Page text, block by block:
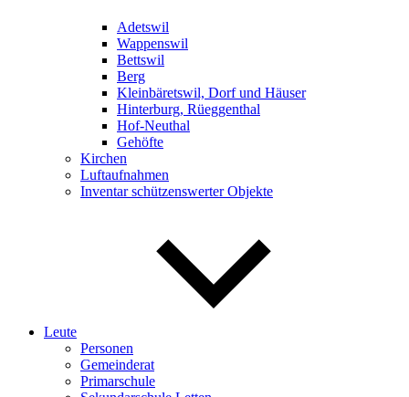
Adetswil
Wappenswil
Bettswil
Berg
Kleinbäretswil, Dorf und Häuser
Hinterburg, Rüeggenthal
Hof-Neuthal
Gehöfte
Kirchen
Luftaufnahmen
Inventar schützenswerter Objekte
Leute
Personen
Gemeinderat
Primarschule